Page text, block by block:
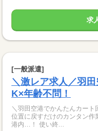
求
[一般派遣]
＼激レア求人／羽
K×年齢不問！
＼羽田空港でかんたんカー
位置に戻すだけのカンタン作業＊ ＜具体的には＞ 働く場所
港内…！ 使い終...